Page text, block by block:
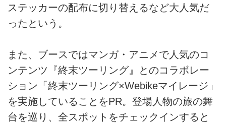
ステッカーの配布に切り替えるなど大人気だ
ったという。
また、ブースではマンガ・アニメで人気のコ
ンテンツ『終末ツーリング』とのコラボレー
ション「終末ツーリング×Webikeマイレージ」
を実施していることをPR。登場人物の旅の舞
台を巡り、全スポットをチェックインすると